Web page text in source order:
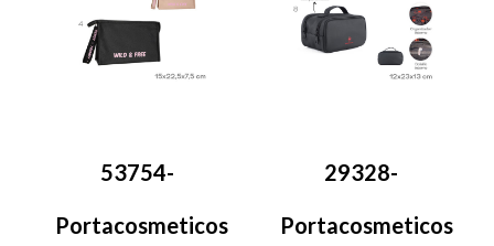
53754-
Portacosmeticos
29328-
Portacosmeticos